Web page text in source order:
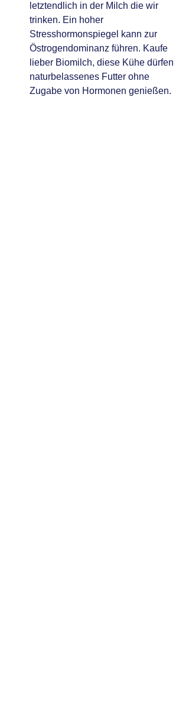
letztendlich in der Milch die wir
trinken. Ein hoher
Stresshormonspiegel kann zur
Östrogendominanz führen. Kaufe
lieber Biomilch, diese Kühe dürfen
naturbelassenes Futter ohne
Zugabe von Hormonen genießen.